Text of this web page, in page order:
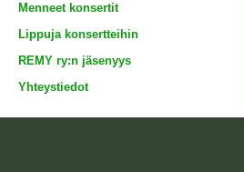
Menneet konsertit
Lippuja konsertteihin
REMY ry:n jäsenyys
Yhteystiedot